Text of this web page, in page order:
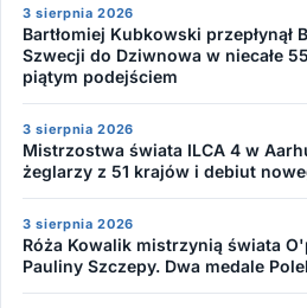
3 sierpnia 2026
Bartłomiej Kubkowski przepłynął
Szwecji do Dziwnowa w niecałe
piątym podejściem
3 sierpnia 2026
Mistrzostwa świata ILCA 4 w
żeglarzy z 51 krajów i debiut
3 sierpnia 2026
Róża Kowalik mistrzynią świata
Pauliny Szczepy. Dwa medale